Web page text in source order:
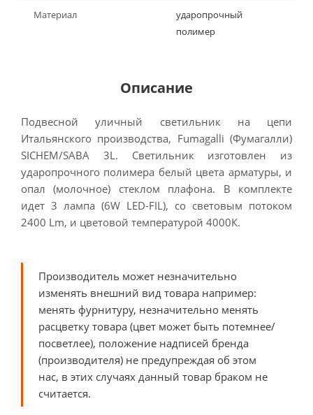
Материал
ударопрочный
полимер
Описание
Подвесной уличный светильник на цепи
Итальянского производства, Fumagalli (Фумагалли)
SICHEM/SABA 3L. Светильник изготовлен из
ударопрочного полимера белый цвета арматуры, и
опал (молочное) стеклом плафона. В комплекте
идет 3 лампа (6W LED-FIL), со световым потоком
2400 Lm, и цветовой температурой 4000К.
Производитель может незначительно
изменять внешний вид товара например:
менять фурнитуру, незначительно менять
расцветку товара (цвет может быть потемнее/
посветлее), положение надписей бренда
(производителя) не предупреждая об этом
нас, в этих случаях данный товар браком не
считается.